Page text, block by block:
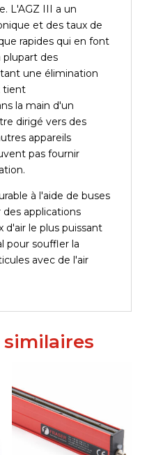
L'AGZ III a un
et des taux de
rapides qui en font
plupart des
une élimination
tient
la main d'un
dirigé vers des
appareils
pas fournir
à l'aide de buses
applications
d'air le plus puissant
pour souffler la
avec de l'air